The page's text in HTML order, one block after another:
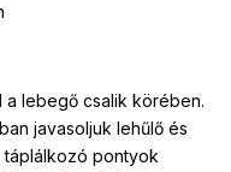
a lebegő csalik körében.
javasoljuk lehűlő és
pontyok